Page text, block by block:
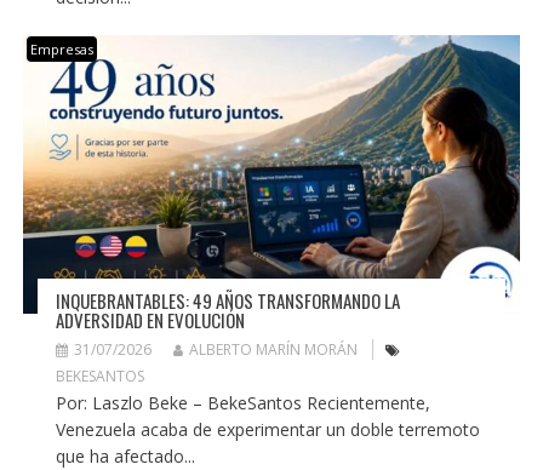
Empresas
INQUEBRANTABLES: 49 AÑOS TRANSFORMANDO LA
ADVERSIDAD EN EVOLUCIÓN
31/07/2026
ALBERTO MARÍN MORÁN
BEKESANTOS
Por: Laszlo Beke – BekeSantos Recientemente,
Venezuela acaba de experimentar un doble terremoto
que ha afectado...